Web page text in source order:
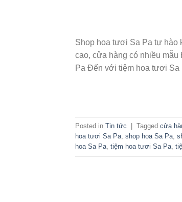
Shop hoa tươi Sa Pa tự hào
cao, cửa hàng có nhiều
Pa Đến với tiệm hoa tươi Sa
Posted in Tin tức Tagged cửa
hoa tươi Sa Pa, shop hoa Sa Pa,
hoa Sa Pa, tiệm hoa tươi Sa Pa,